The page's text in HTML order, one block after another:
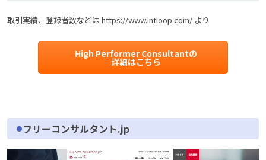
取引実績、登録者数などは https://www.intloop.com/ より
High Performer Consultantの
詳細はこちら
フリーコンサルタント.jp